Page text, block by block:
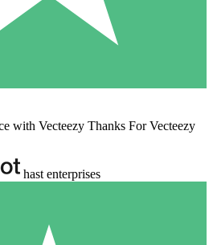
with Vecteezy Thanks For Vecteezy
hast enterprises